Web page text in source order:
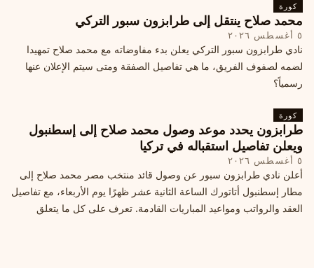
كورة
محمد صلاح ينتقل إلى طرابزون سبور التركي
٥ أغسطس ٢٠٢٦
نادي طرابزون سبور التركي يعلن بدء مفاوضاته مع محمد صلاح تمهيدا
لضمه لصفوف الفريق، ما هي تفاصيل الصفقة ومتى سيتم الإعلان عنها
رسمياً؟
كورة
طرابزون يحدد موعد وصول محمد صلاح إلى إسطنبول
ويعلن تفاصيل استقباله في تركيا
٥ أغسطس ٢٠٢٦
أعلن نادي طرابزون سبور عن وصول قائد منتخب مصر محمد صلاح إلى
مطار إسطنبول أتاتورك الساعة الثانية عشر ظهرًا يوم الأربعاء، مع تفاصيل
العقد والرواتب ومواعيد المباريات القادمة. تعرف على كل ما يتعلق